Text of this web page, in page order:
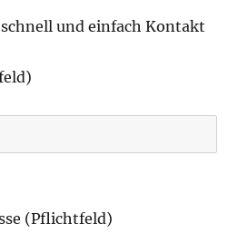
und einfach Kontakt
(Pflichtfeld)